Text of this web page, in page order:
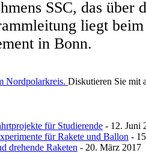
SSC, das über
liegt
in Bonn.
Nordpolarkreis. Diskutieren Sie mit
für Studierende - 12. Juni
für Rakete und Ballon -
drehende Raketen - 20. März 2017